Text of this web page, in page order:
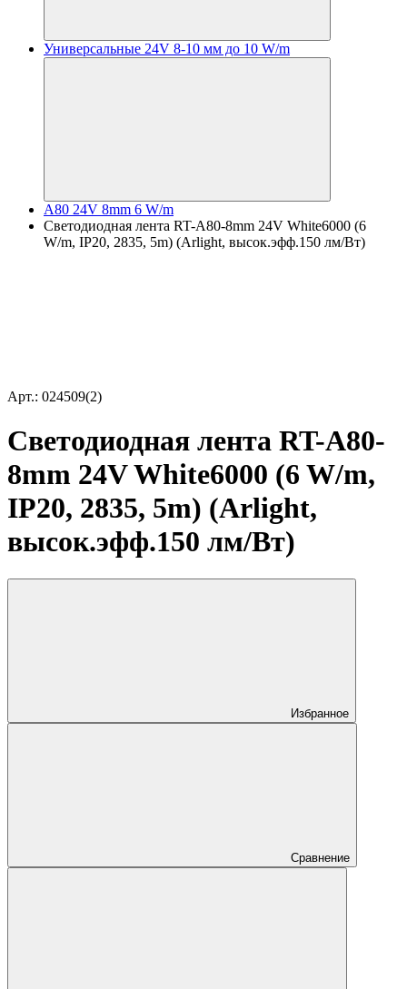
Универсальные 24V 8-10 мм до 10 W/m
A80 24V 8mm 6 W/m
Светодиодная лента RT-A80-8mm 24V White6000 (6
W/m, IP20, 2835, 5m) (Arlight, высок.эфф.150 лм/Вт)
Арт.: 024509(2)
Светодиодная лента RT-A80-
8mm 24V White6000 (6 W/m,
IP20, 2835, 5m) (Arlight,
высок.эфф.150 лм/Вт)
Избранное
Сравнение